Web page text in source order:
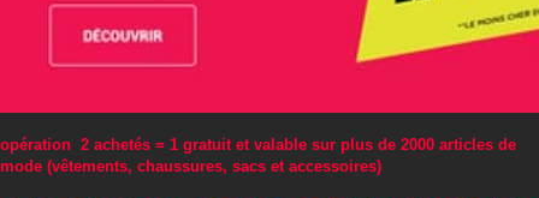
opération 2 achetés = 1 gratuit et valable sur plus de 2000 articles de
mode (vêtements, chaussures, sacs et accessoires)